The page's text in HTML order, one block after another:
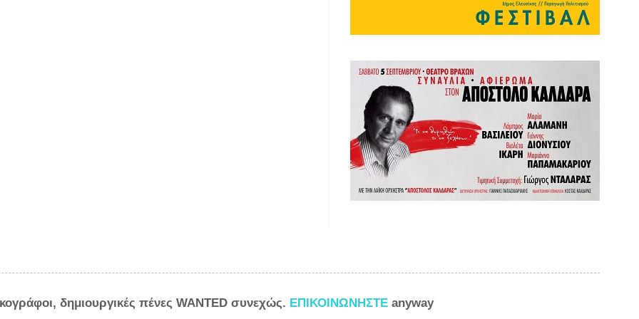
δημιουργικές πένες WANTED συνεχώς. ΕΠΙΚΟΙΝΩΝΗΣΤΕ anyway